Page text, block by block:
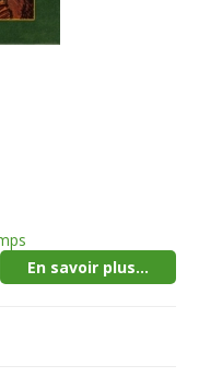
En savoir plus...